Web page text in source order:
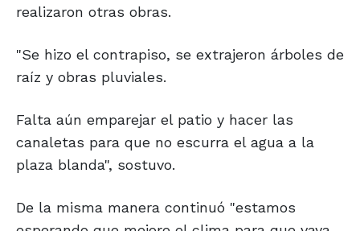
realizaron otras obras.
"Se hizo el contrapiso, se extrajeron árboles de
raíz y obras pluviales.
Falta aún emparejar el patio y hacer las
canaletas para que no escurra el agua a la
plaza blanda", sostuvo.
De la misma manera continuó "estamos